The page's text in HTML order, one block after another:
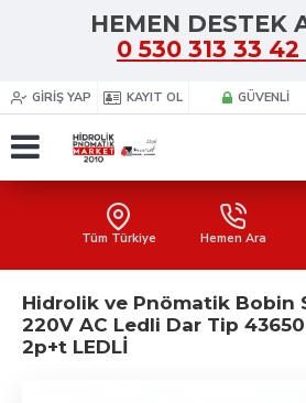
HEMEN DESTEK
0 530 313 33 42
GIRIŞ YAP KAYIT OL GÜVENLI
Tüm Türkiye Hemen Ara
Hidrolik ve Pnömatik Bobin
220V AC Ledli Dar Tip
2p+t LEDLİ